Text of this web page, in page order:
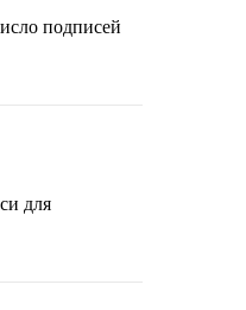
подписей
для